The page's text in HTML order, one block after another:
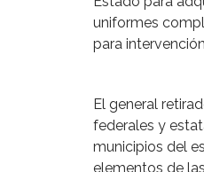
uniformes
para
El general
federales y
municipios del
elementos de